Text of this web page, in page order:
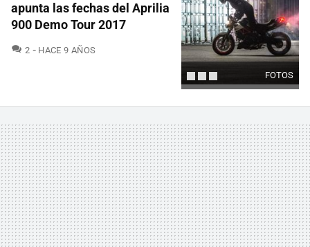
FOTOS
apunta las fechas del Aprilia
900 Demo Tour 2017
2 COMENTARIOS
HACE 9 AÑOS